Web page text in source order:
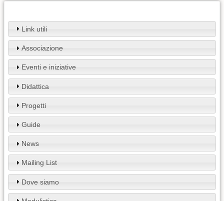
Link utili
Associazione
Eventi e iniziative
Didattica
Progetti
Guide
News
Mailing List
Dove siamo